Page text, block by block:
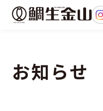
お知らせ